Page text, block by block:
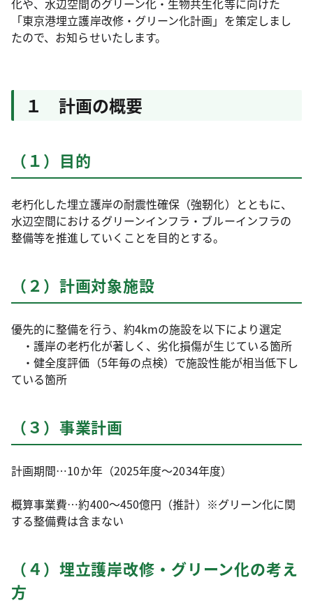
化や、水辺空間のグリーン化・生物共生化等に向けた
「東京港埋立護岸改修・グリーン化計画」を策定しまし
たので、お知らせいたします。
１ 計画の概要
（１）目的
老朽化した埋立護岸の耐震性確保（強靭化）とともに、
水辺空間におけるグリーンインフラ・ブルーインフラの
整備等を推進していくことを目的とする。
（２）計画対象施設
優先的に整備を行う、約4kmの施設を以下により選定
・護岸の老朽化が著しく、劣化損傷が生じている箇所
・健全度評価（5年毎の点検）で施設性能が相当低下し
ている箇所
（３）事業計画
計画期間…10か年（2025年度～2034年度）
概算事業費…約400～450億円（推計）※グリーン化に関
する整備費は含まない
（４）埋立護岸改修・グリーン化の考え
方